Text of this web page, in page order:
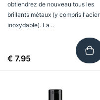
obtiendrez de nouveau tous les
brillants métaux (y compris l'acier
inoxydable). La ..
€ 7.95